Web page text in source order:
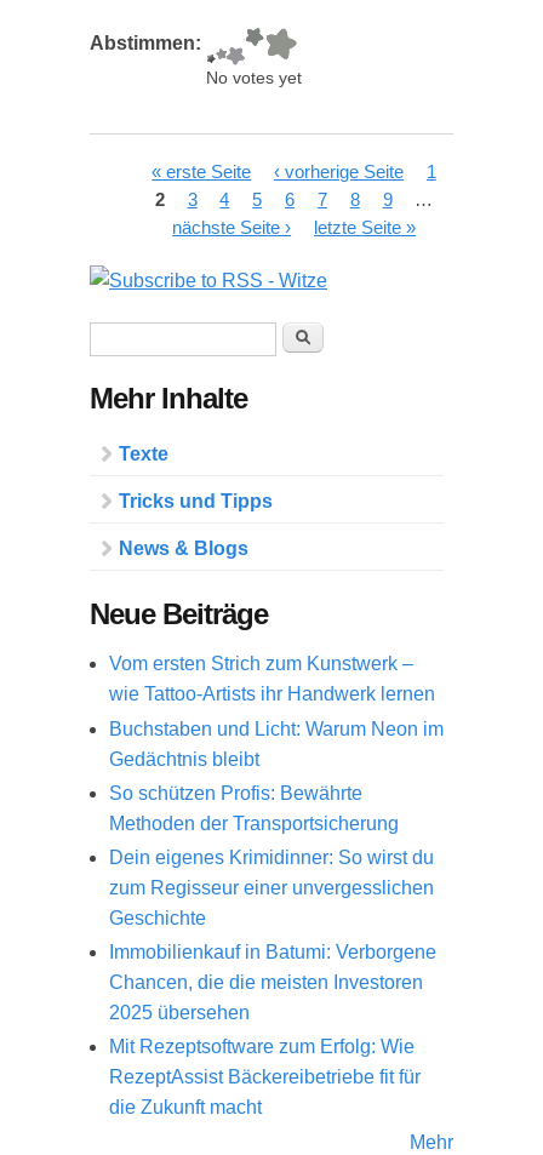
Abstimmen:
No votes yet
Seiten« erste Seite ‹ vorherige Seite
1
2
3 4 5 6 7 8 9
…
nächste Seite ›
letzte Seite »
Suche
Mehr Inhalte
Texte
Tricks und Tipps
News & Blogs
Neue Beiträge
Vom ersten Strich zum Kunstwerk –
wie Tattoo-Artists ihr Handwerk lernen
Buchstaben und Licht: Warum Neon im
Gedächtnis bleibt
So schützen Profis: Bewährte
Methoden der Transportsicherung
Dein eigenes Krimidinner: So wirst du
zum Regisseur einer unvergesslichen
Geschichte
Immobilienkauf in Batumi: Verborgene
Chancen, die die meisten Investoren
2025 übersehen
Mit Rezeptsoftware zum Erfolg: Wie
RezeptAssist Bäckereibetriebe fit für
die Zukunft macht
Mehr